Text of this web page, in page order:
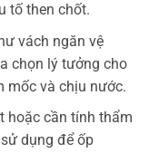
tố then chốt.
vách ngăn vệ
chọn lý tưởng cho
mốc và chịu nước.
hoặc cần tính thẩm
dụng để ốp